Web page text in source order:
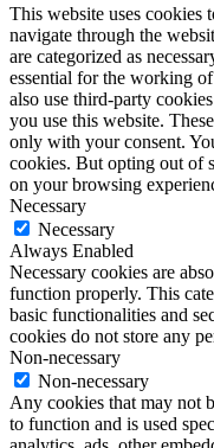
This website uses cookies
navigate through the
are categorized as
essential for the working
also use third-party
you use this website.
only with your consent.
cookies. But opting out of
on your browsing
Necessary
Necessary
Always Enabled
Necessary cookies are
function properly. This
basic functionalities and
cookies do not store any
Non-necessary
Non-necessary
Any cookies that may not
to function and is used